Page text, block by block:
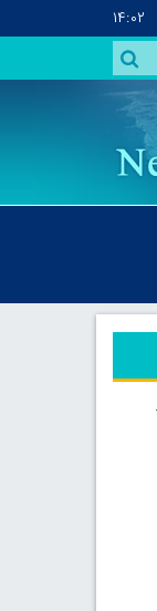
۱۴:۰۲